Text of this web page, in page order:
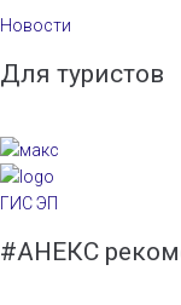
Новости
Для туристов
ГИС ЭП
#АНЕКС